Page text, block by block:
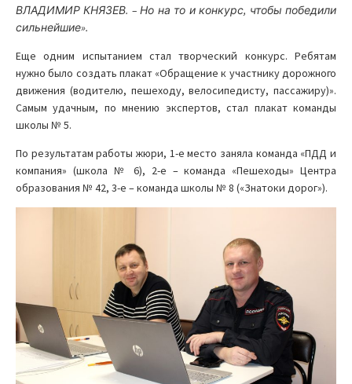
ВЛАДИМИР КНЯЗЕВ. – Но на то и конкурс, чтобы победили
сильнейшие».
Еще одним испытанием стал творческий конкурс. Ребятам
нужно было создать плакат «Обращение к участнику дорожного
движения (водителю, пешеходу, велосипедисту, пассажиру)».
Самым удачным, по мнению экспертов, стал плакат команды
школы № 5.
По результатам работы жюри, 1-е место заняла команда «ПДД и
компания» (школа № 6), 2-е – команда «Пешеходы» Центра
образования № 42, 3-е – команда школы № 8 («Знатоки дорог»).